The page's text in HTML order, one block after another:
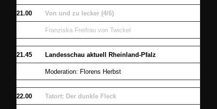
21.00 Von und zu lecker (4/6)
Franziska Freifrau von Twickel
21.45 Landesschau aktuell Rheinland-Pfalz
Moderation: Florens Herbst
22.00 Tatort: Der dunkle Fleck